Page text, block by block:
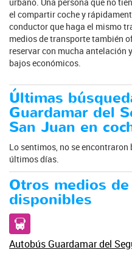
el compartir coche y
conductor que haga el mismo
medios de transporte también
reservar con mucha antelación
bajos económicos.
Últimas
Guardamar del
San Juan en
Lo sentimos, no se
últimos días.
Otros medios
disponibles
Autobús Guardamar del